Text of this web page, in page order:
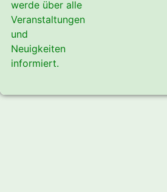
werde über alle
Veranstaltungen
und
Neuigkeiten
informiert.